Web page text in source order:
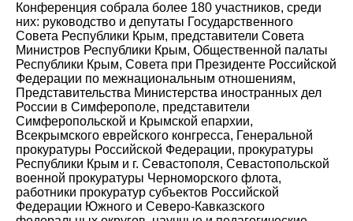
Конференция собрала более 180 участников, среди
них: руководство и депутаты Государственного
Совета Республики Крым, представители Совета
Министров Республики Крым, Общественной палаты
Республики Крым, Совета при Президенте Российской
Федерации по межнациональным отношениям,
Представительства Министерства иностранных дел
России в Симферополе, представители
Симферопольской и Крымской епархии,
Всекрымского еврейского конгресса, Генеральной
прокуратуры Российской Федерации, прокуратуры
Республики Крым и г. Севастополя, Севастопольской
военной прокуратуры Черноморского флота,
работники прокуратур субъектов Российской
Федерации Южного и Северо-Кавказского